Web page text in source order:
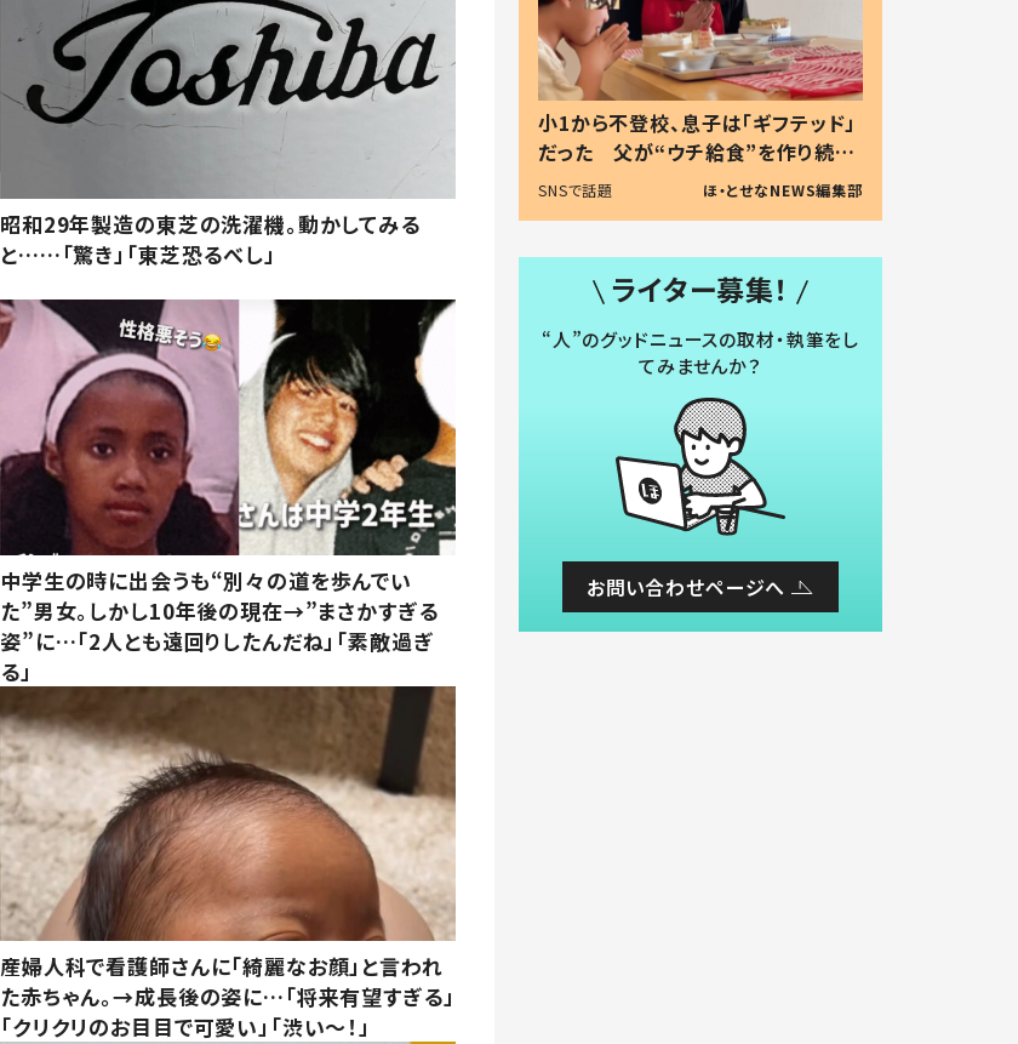
昭和29年製造の東芝の洗濯機。動かしてみる
と……「驚き」「東芝恐るべし」
中学生の時に出会うも“別々の道を歩んでい
た”男女。しかし10年後の現在→”まさかすぎる
姿”に…「2人とも遠回りしたんだね」「素敵過ぎ
る」
産婦人科で看護師さんに「綺麗なお顔」と言われ
た赤ちゃん。→成長後の姿に…「将来有望すぎる」
「クリクリのお目目で可愛い」「渋い～！」
小1から不登校、息子は「ギフテッド」
だった 父が“ウチ給食”を作り続け
る理由とは #令和の親 #令和の子
SNSで話題 ほ・とせなNEWS編集部
ライター募集！
“人”のグッドニュースの取材・執筆をし
てみませんか？
お問い合わせページへ